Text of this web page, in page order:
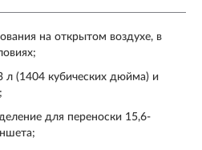
на открытом воздухе, в
л (1404 кубических дюйма) и
для переноски 15,6-